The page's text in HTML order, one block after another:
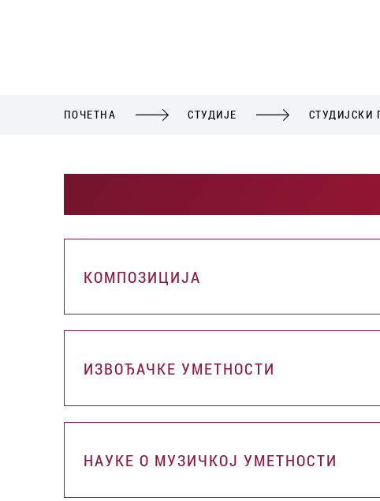
ПОЧЕТНА СТУДИЈЕ СТУДИЈСКИ
КОМПОЗИЦИЈА
ИЗВОЂАЧКЕ УМЕТНОСТИ
НАУКЕ О МУЗИЧКОЈ УМЕТНОСТИ